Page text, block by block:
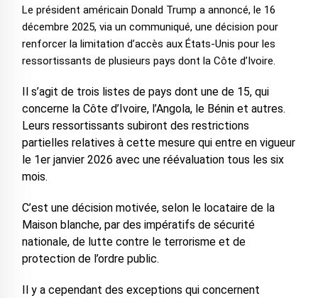
Le président américain Donald Trump a annoncé, le 16
décembre 2025, via un communiqué, une décision pour
renforcer la limitation d’accès aux États-Unis pour les
ressortissants de plusieurs pays dont la Côte d’Ivoire.
Il s’agit de trois listes de pays dont une de 15, qui
concerne la Côte d’Ivoire, l’Angola, le Bénin et autres.
Leurs ressortissants subiront des restrictions
partielles relatives à cette mesure qui entre en vigueur
le 1er janvier 2026 avec une réévaluation tous les six
mois.
C’est une décision motivée, selon le locataire de la
Maison blanche, par des impératifs de sécurité
nationale, de lutte contre le terrorisme et de
protection de l’ordre public.
Il y a cependant des exceptions qui concernent